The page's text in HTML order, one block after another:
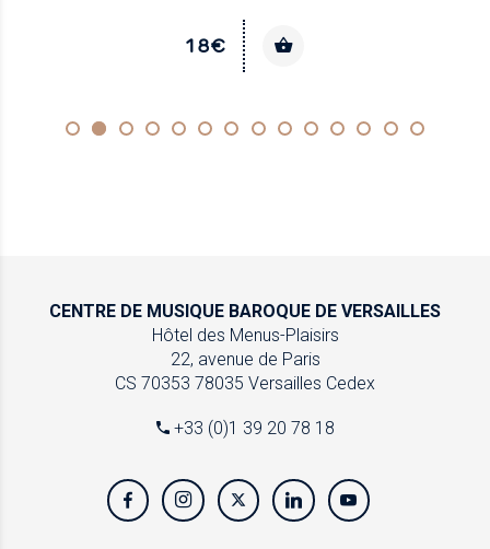
18€
CENTRE DE MUSIQUE BAROQUE DE VERSAILLES
Hôtel des Menus-Plaisirs
22, avenue de Paris
CS 70353 78035 Versailles Cedex
+33 (0)1 39 20 78 18